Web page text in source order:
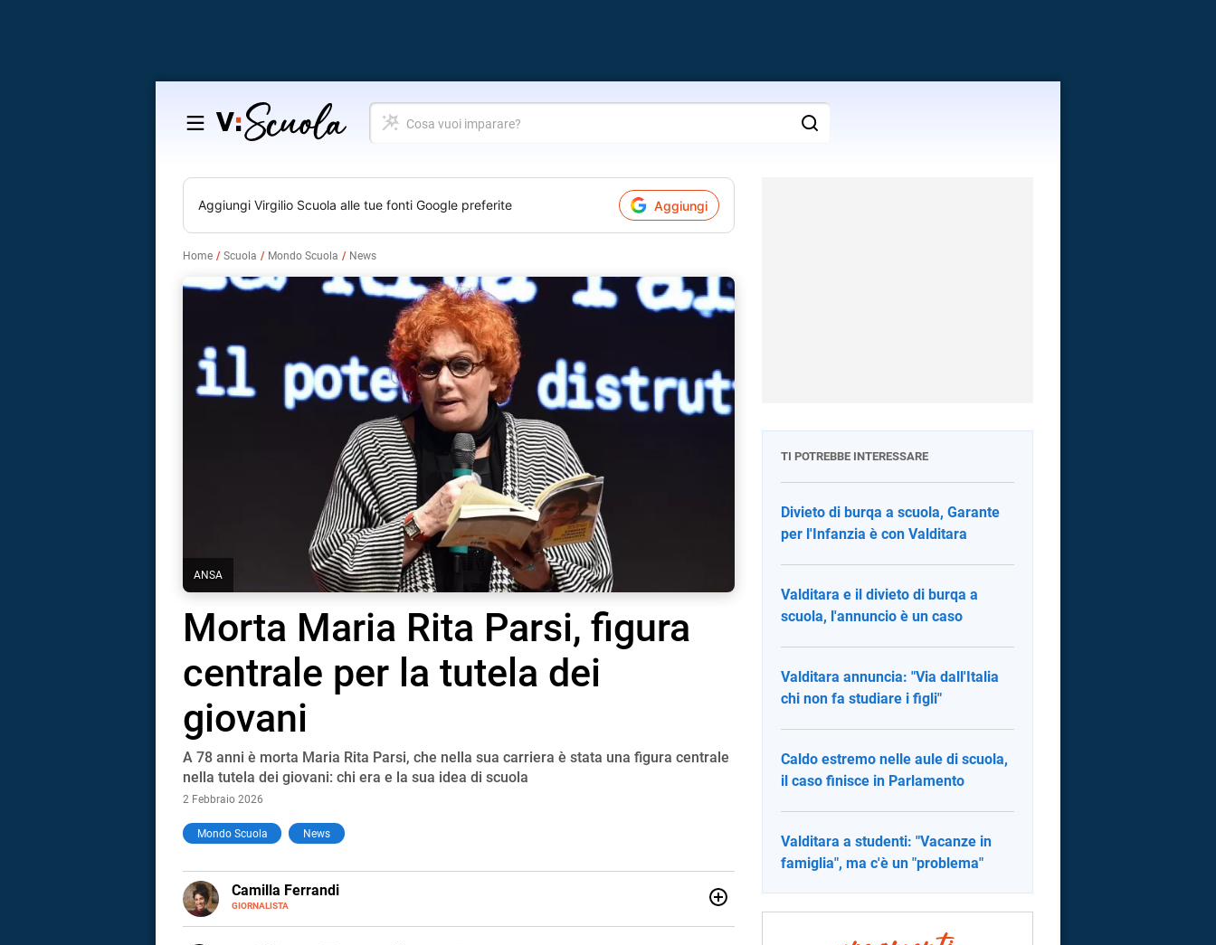
Salta
contenuto
Cosa
vuoi
Aggiungi Virgilio Scuola alle tue fonti Google preferite Aggiungi
Home Scuola Mondo Scuola News
ANSA
Morta Maria Rita Parsi, figura
centrale per la tutela dei
giovani
A 78 anni è morta Maria Rita Parsi, che nella sua carriera è stata una figura centrale
nella tutela dei giovani: chi era e la sua idea di scuola
2 Febbraio 2026
Mondo Scuola News
Camilla Ferrandi
GIORNALISTA
E-
MAIL
LINKEDIN
TI POTREBBE INTERESSARE
Divieto di burqa a scuola, Garante
per l'Infanzia è con Valditara
Valditara e il divieto di burqa a
scuola, l'annuncio è un caso
Valditara annuncia: "Via dall'Italia
chi non fa studiare i figli"
Caldo estremo nelle aule di scuola,
il caso finisce in Parlamento
Valditara a studenti: "Vacanze in
famiglia", ma c'è un "problema"